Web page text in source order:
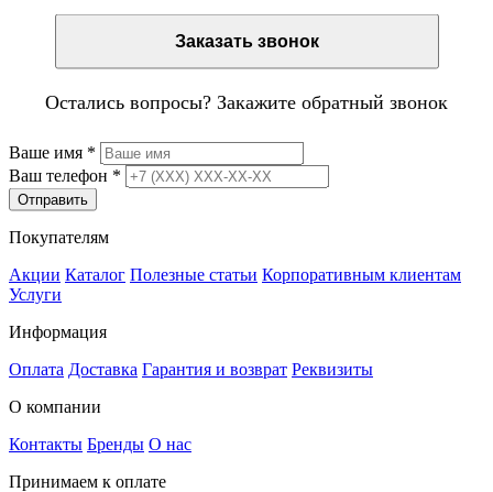
Заказать звонок
Остались вопросы? Закажите обратный звонок
Ваше имя *
Ваш телефон *
Отправить
Покупателям
Акции Каталог Полезные статьи Корпоративным клиентам
Услуги
Информация
Оплата Доставка Гарантия и возврат Реквизиты
О компании
Контакты Бренды О нас
Принимаем к оплате